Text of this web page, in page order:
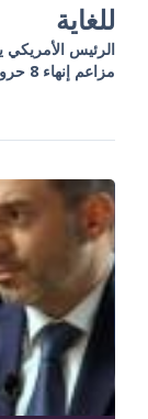
للغاية
الرئيس الأمريكي
مزاعم إنهاء 8 حروب